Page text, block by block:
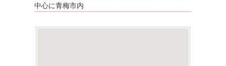
中心に青梅市内